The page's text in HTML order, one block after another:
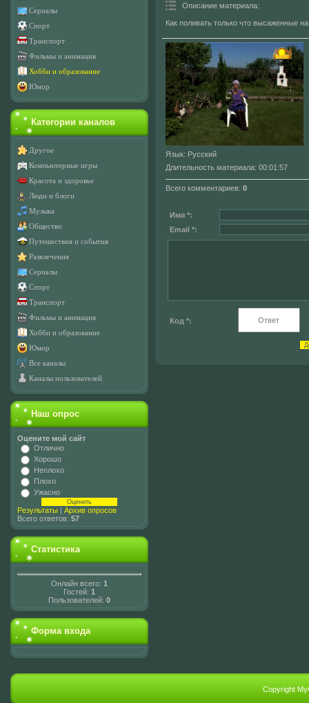
Сериалы
Спорт
Транспорт
Фильмы и анимация
Хобби и образование
Юмор
Категории каналов
Другое
Компьютерные игры
Красота и здоровье
Люди и блоги
Музыка
Общество
Путешествия и события
Развлечения
Сериалы
Спорт
Транспорт
Фильмы и анимация
Хобби и образование
Юмор
Все каналы
Каналы пользователей
Наш опрос
Оцените мой сайт
Отлично
Хорошо
Неплохо
Плохо
Ужасно
Результаты | Архив опросов
Всего ответов: 57
Статистика
Онлайн всего: 1
Гостей: 1
Пользователей: 0
Форма входа
Описание материала:
Как поливать только что высаженные
Язык: Русский
Длительность материала: 00:01:57
Всего комментариев: 0
Имя *:
Email *:
Код *:
Copyright